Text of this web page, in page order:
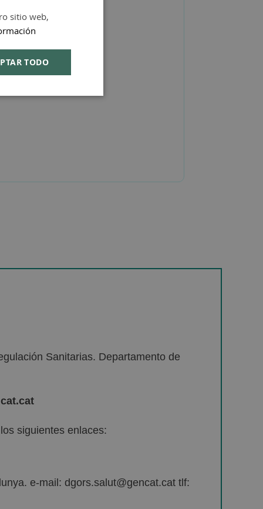
Sanitarias. Departamento de
siguientes enlaces:
e-mail: dgors.salut@gencat.cat tlf:
sitio web,
TODO